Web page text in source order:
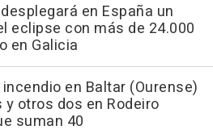
en España un
eclipse con más de 24.000
en Galicia
en Baltar (Ourense)
otros dos en Rodeiro
suman 40